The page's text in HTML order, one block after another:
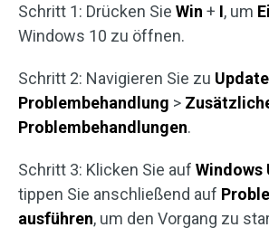
Schritt 1: Drücken Sie Win + I, um
Windows 10 zu öffnen.
Schritt 2: Navigieren Sie zu
Problembehandlung >
Problembehandlungen.
Schritt 3: Klicken Sie auf Windows
tippen Sie anschließend auf
ausführen, um den Vorgang zu